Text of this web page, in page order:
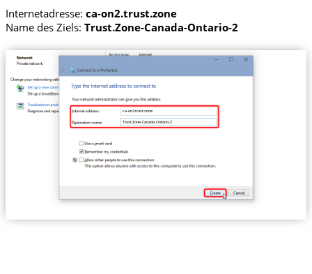
Internetadresse: ca-on2.trust.zone
Name des Ziels: Trust.Zone-Canada-Ontario-2
ca-on2.trust.zone
Trust.Zone-Canada-Ontario-2